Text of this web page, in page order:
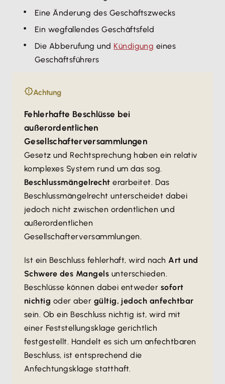
Eine Änderung des Geschäftszwecks
Ein wegfallendes Geschäftsfeld
Die Abberufung und Kündigung eines
Geschäftsführers
Achtung
Fehlerhafte Beschlüsse bei
außerordentlichen
Gesellschafterversammlungen
Gesetz und Rechtsprechung haben ein relativ
komplexes System rund um das sog.
Beschlussmängelrecht erarbeitet. Das
Beschlussmängelrecht unterscheidet dabei
jedoch nicht zwischen ordentlichen und
außerordentlichen
Gesellschafterversammlungen.
Ist ein Beschluss fehlerhaft, wird nachArt und
Schwere des Mangels unterschieden.
Beschlüsse können dabei entweder sofort
nichtig oder aber gültig, jedoch anfechtbar
sein. Ob ein Beschluss nichtig ist, wird mit
einer Feststellungsklage gerichtlich
festgestellt. Handelt es sich um anfechtbaren
Beschluss, ist entsprechend die
Anfechtungsklage statthaft.